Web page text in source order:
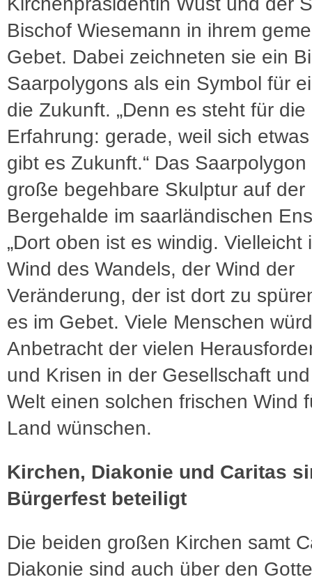
Bischof Wiesemann in ihrem
Gebet. Dabei zeichneten sie ein
Saarpolygons als ein Symbol für
die Zukunft. „Denn es steht für die
Erfahrung: gerade, weil sich
gibt es Zukunft.“ Das
große begehbare Skulptur auf der
Bergehalde im saarländischen
„Dort oben ist es windig. Vielleicht
Wind des Wandels, der Wind der
Veränderung, der ist dort zu
es im Gebet. Viele Menschen
Anbetracht der vielen
und Krisen in der Gesellschaft
Welt einen solchen frischen Wind
Land wünschen.
Kirchen, Diakonie und Caritas
Bürgerfest beteiligt
Die beiden großen Kirchen samt
Diakonie sind auch über den